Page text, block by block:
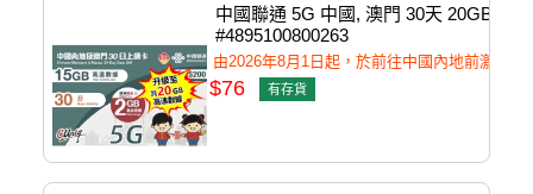
中國聯通 5G 中國, 澳門 30天 20GB 數
#4895100800263
由2026年8月1日起，於前往中國內地前激活
$76 有存貨